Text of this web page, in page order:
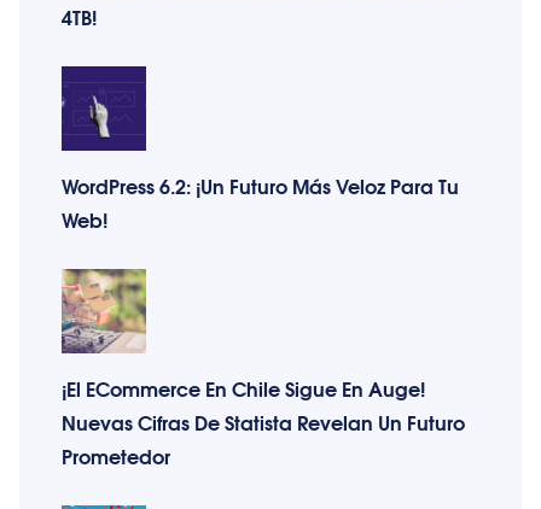
4TB!
WordPress 6.2: ¡Un Futuro Más Veloz Para Tu
Web!
¡El ECommerce En Chile Sigue En Auge!
Nuevas Cifras De Statista Revelan Un Futuro
Prometedor